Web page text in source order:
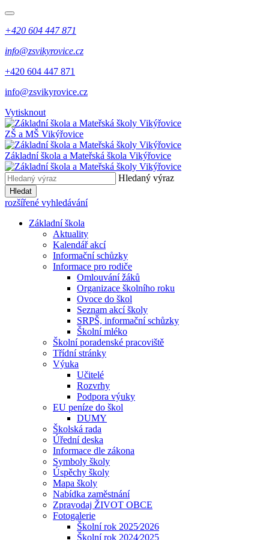
+420 604 447 871
info@zsvikyrovice.cz
+420 604 447 871
info@zsvikyrovice.cz
Vytisknout
ZŠ a MŠ Vikýřovice
Základní škola a Mateřská škola Vikýřovice
Hledaný výraz
Hledat
rozšířené vyhledávání
Základní škola
Aktuality
Kalendář akcí
Informační schůzky
Informace pro rodiče
Omlouvání žáků
Organizace školního roku
Ovoce do škol
Seznam akcí školy
SRPŠ, informační schůzky
Školní mléko
Školní poradenské pracoviště
Třídní stránky
Výuka
Učitelé
Rozvrhy
Podpora výuky
EU peníze do škol
DUMY
Školská rada
Úřední deska
Informace dle zákona
Symboly školy
Úspěchy školy
Mapa školy
Nabídka zaměstnání
Zpravodaj ŽIVOT OBCE
Fotogalerie
Školní rok 2025⁄2026
Školní rok 2024⁄2025